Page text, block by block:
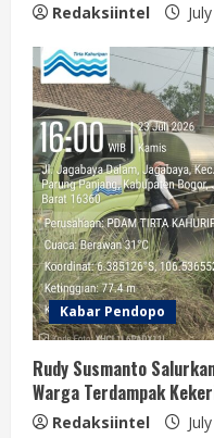
Redaksiintel
Kabar Pendopo
Rudy Susmanto
Warga Terdampak
Redaksiintel